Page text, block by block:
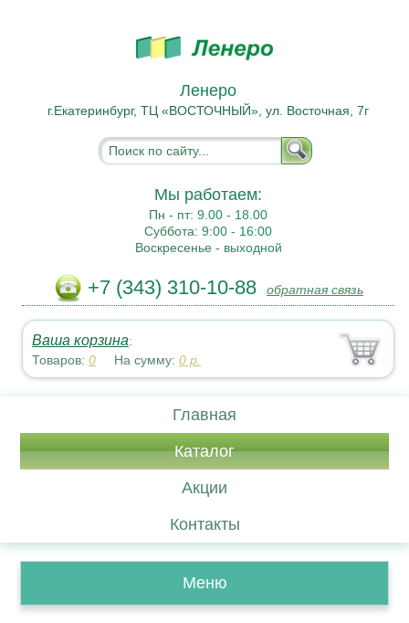
Ленеро
г.Екатеринбург, ТЦ «ВОСТОЧНЫЙ», ул. Восточная, 7г
Мы работаем:
Пн - пт:9.00 - 18.00
Суббота:9:00 - 16:00
Воскресенье - выходной
+7 (343) 310-10-88 обратная связь
Ваша корзина:
Товаров:0 На сумму:0 р.
Главная
Каталог
Акции
Контакты
Меню